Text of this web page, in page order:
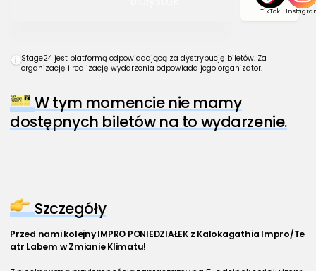
TikTok
i Stage24 jest platformą odpowiadającą za dystrybucję biletów. Za
organizację i realizację wydarzenia odpowiada jego organizator.
W tym momencie nie mamy
dostępnych biletów na to wydarzenie.
Szczegóły
Przed nami kolejny IMPRO PONIEDZIAŁEK z Kalokagathia Impro/Te
atr Labem w Zmianie Klimatu!